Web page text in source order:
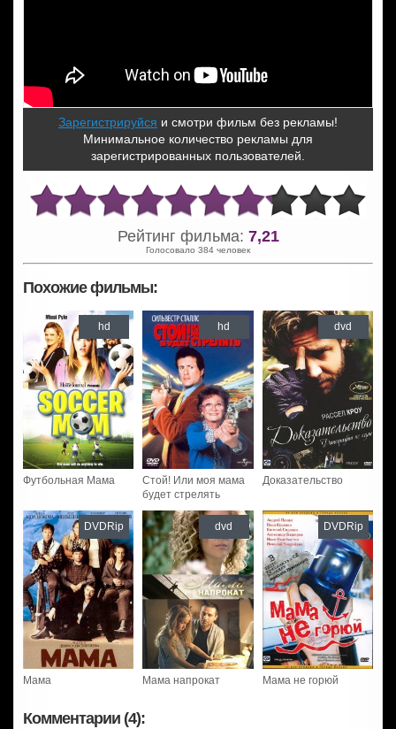
Зарегистрируйся и смотри фильм без рекламы!
Минимальное количество рекламы для
зарегистрированных пользователей.
Рейтинг фильма: 7,21
Голосовало 384 человек
Похожие фильмы:
Футбольная Мама
hd
Стой! Или моя мама
будет стрелять
hd
Доказательство
dvd
Мама
DVDRip
Мама напрокат
dvd
Мама не горюй
DVDRip
Комментарии (4):